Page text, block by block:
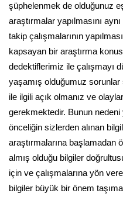
şüphelenmek de olduğunuz
araştırmalar yapılmasını
takip çalışmalarının
kapsayan bir araştırma
dedektiflerimiz ile çalışmayı
yaşamış olduğumuz
ile ilgili açık olmanız ve
gerekmektedir. Bunun nedeni
önceliğin sizlerden alınan
araştırmalarına başlamadan
almış olduğu bilgiler
için ve çalışmalarına yön
bilgiler büyük bir önem